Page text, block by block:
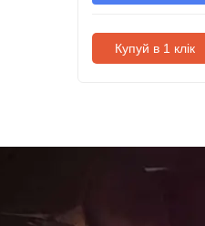
Купуй в 1 клік